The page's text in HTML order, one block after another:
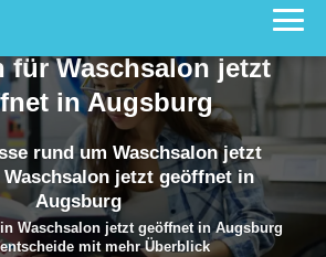
für Waschsalon jetzt
in Augsburg
rund um Waschsalon jetzt
jetzt geöffnet in
Augsburg
Waschsalon jetzt geöffnet in Augsburg
mit mehr Überblick